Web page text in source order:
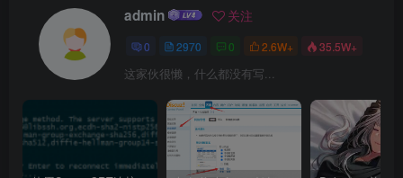
admin 关注
0 2970 0 2.6W+ 35.5W+
这家伙很懒，什么都没有写...